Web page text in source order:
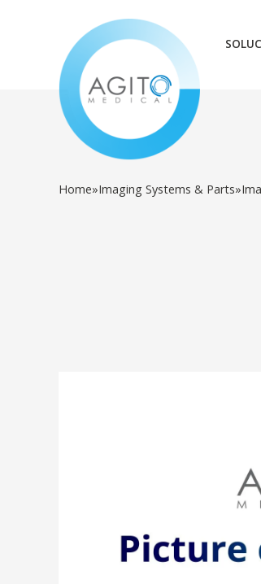
Home»Imaging Systems & Parts»